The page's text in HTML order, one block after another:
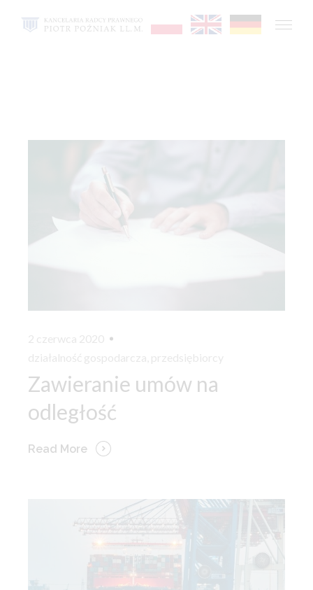
2 czerwca 2020
działalność gospodarcza przedsiębiorcy
Zawieranie umów na
odległość
Read More